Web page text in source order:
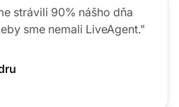
strávili 90% nášho dňa
sme nemali LiveAgent."